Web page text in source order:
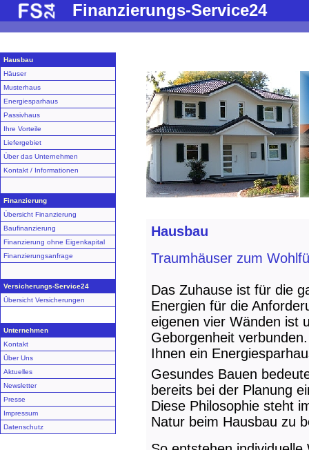
Finanzierungs-Service24
Hausbau
Häuser
Musterhaus
Energiesparhaus
Passivhaus
Ihre Vorteile
Liefergebiet
Über das Unternehmen
Kontakt / Informationen
Finanzierung
Übersicht Finanzierung
Baufinanzierung
Finanzierung ohne Eigenkapital
Finanzierungsanfrage
Versicherungs-Service24
Übersicht Versicherungen
Unternehmen
Kontakt
Über Uns
Aktuelles
Newsletter
Presse
Impressum
Datenschutz
Hausbau
Traumhäuser zum
Das Zuhause ist für die
Energien für die
eigenen vier Wänden ist
Geborgenheit
Ihnen ein
Gesundes Bauen
bereits bei der Planung
Diese Philosophie steht
Natur beim Hausbau zu